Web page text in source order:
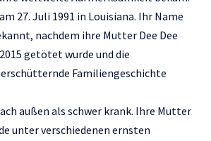
27. Juli 1991 in Louisiana. Ihr Name
nachdem ihre Mutter Dee Dee
getötet wurde und die
Familiengeschichte
außen als schwer krank. Ihre Mutter
unter verschiedenen ernsten